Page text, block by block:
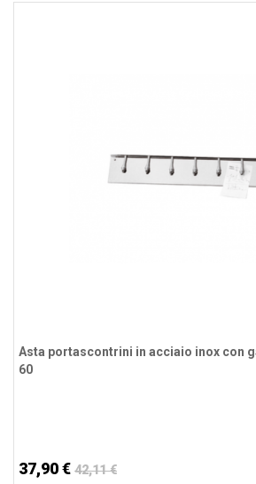
Asta portascontrini in acciaio inox con
60
37,90 € 42,11 €